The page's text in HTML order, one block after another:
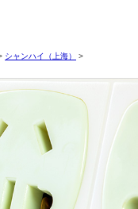
シャンハイ（上海）
>